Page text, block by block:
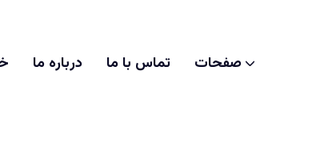
درباره ما تماس با ما صفحات